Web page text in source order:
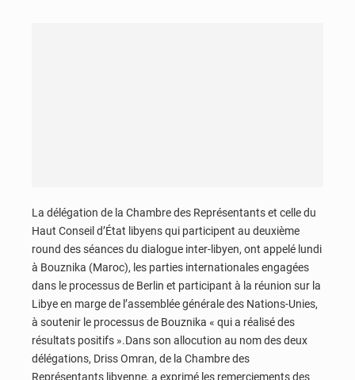
La délégation de la Chambre des Représentants et celle du
Haut Conseil d’État libyens qui participent au deuxième
round des séances du dialogue inter-libyen, ont appelé lundi
à Bouznika (Maroc), les parties internationales engagées
dans le processus de Berlin et participant à la réunion sur la
Libye en marge de l’assemblée générale des Nations-Unies,
à soutenir le processus de Bouznika « qui a réalisé des
résultats positifs ».Dans son allocution au nom des deux
délégations, Driss Omran, de la Chambre des
Représentants libyenne, a exprimé les remerciements des